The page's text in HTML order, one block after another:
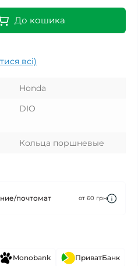
До кошика
всі)
Honda
DIO
Кольца поршневые
почтомат от 60 грн
Monobank ПриватБанк